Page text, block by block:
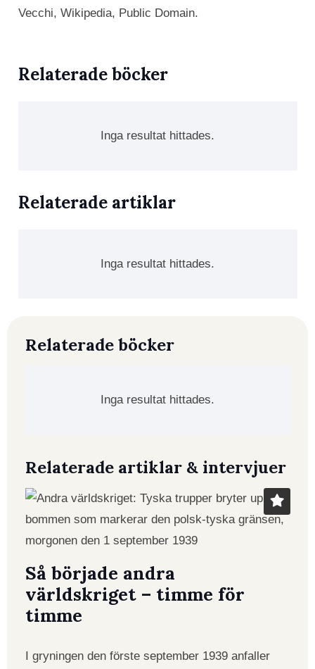
Vecchi, Wikipedia, Public Domain.
Relaterade böcker
Inga resultat hittades.
Relaterade artiklar
Inga resultat hittades.
Relaterade böcker
Inga resultat hittades.
Relaterade artiklar & intervjuer
Så började andra
världskriget – timme för
timme
I gryningen den förste september 1939 anfaller